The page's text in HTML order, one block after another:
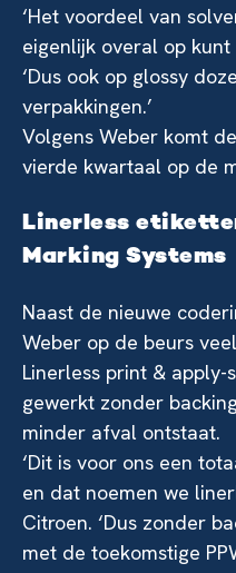
‘Het voordeel van
eigenlijk overal op kunt
‘Dus ook op glossy
verpakkingen.’
Volgens Weber komt
vierde kwartaal op de
Linerless
Marking Systems
Naast de nieuwe
Weber op de beurs
Linerless print &
gewerkt zonder
minder afval ontstaat.
‘Dit is voor ons een
en dat noemen we
Citroen. ‘Dus zonder
met de toekomstige